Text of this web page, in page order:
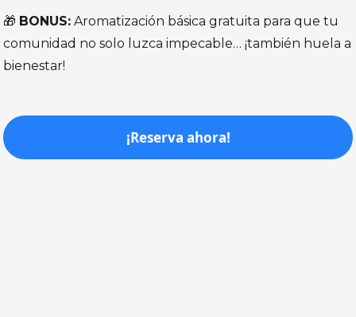
🎁 BONUS: Aromatización básica gratuita para que tu
comunidad no solo luzca impecable… ¡también huela a
bienestar!
¡Reserva ahora!